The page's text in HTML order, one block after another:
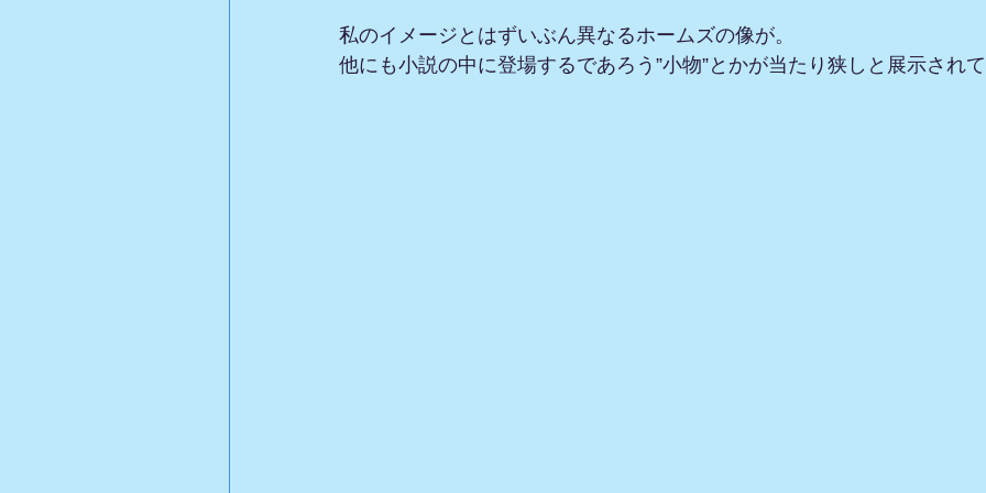
私のイメージとはずいぶん異なるホームズの像が。
他にも小説の中に登場するであろう”小物”とかが当たり狭しと展示されて